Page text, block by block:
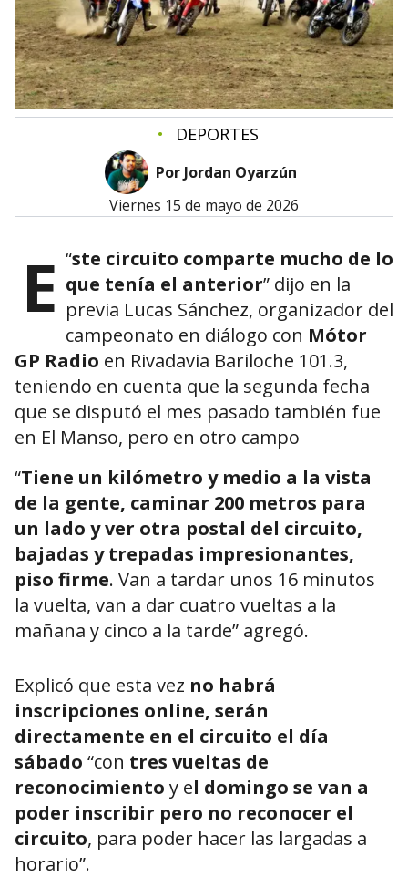
• DEPORTES
Por Jordan Oyarzún
viernes 15 de mayo de 2026
“
E
ste circuito comparte mucho de lo
que tenía el anterior” dijo en la
previa Lucas Sánchez, organizador del
campeonato en diálogo con Mótor
GP Radio en Rivadavia Bariloche 101.3,
teniendo en cuenta que la segunda fecha
que se disputó el mes pasado también fue
en El Manso, pero en otro campo
“Tiene un kilómetro y medio a la vista
de la gente, caminar 200 metros para
un lado y ver otra postal del circuito,
bajadas y trepadas impresionantes,
piso firme. Van a tardar unos 16 minutos
la vuelta, van a dar cuatro vueltas a la
mañana y cinco a la tarde” agregó.
Explicó que esta vez no habrá
inscripciones online, serán
directamente en el circuito el día
sábado “con tres vueltas de
reconocimiento y el domingo se van a
poder inscribir pero no reconocer el
circuito, para poder hacer las largadas a
horario”.